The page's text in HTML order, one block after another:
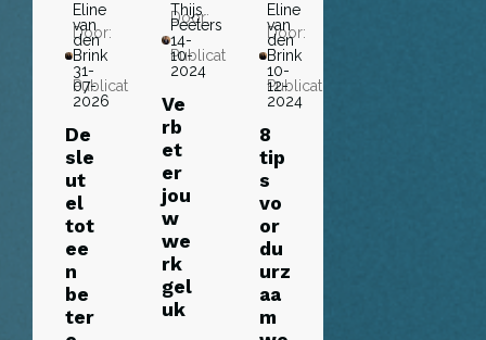
Door:
Eline
van
den
Brink
Publicatie:
31-
07-
2026
De
sle
ut
el
tot
ee
n
be
ter
Door:
Thijs
Peeters
Publicatie:
14-
10-
2024
Ve
rb
et
er
jou
w
we
rk
gel
uk
Door:
Eline
van
den
Brink
Publicatie:
10-
12-
2024
8
tip
s
vo
or
du
urz
aa
m